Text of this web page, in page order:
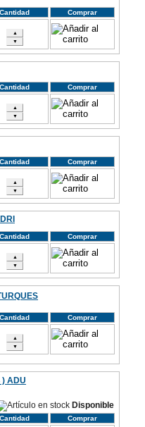
Cantidad Comprar
Cantidad Comprar
Cantidad Comprar
Cantidad Comprar
Cantidad Comprar
ADU
Disponible
Cantidad Comprar